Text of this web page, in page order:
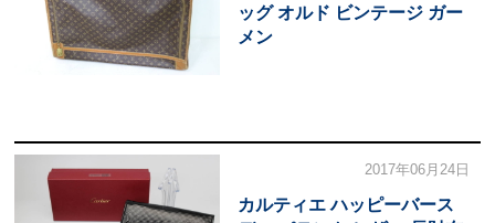
ッグ オルド ビンテージ ガー
メン
2017年06月24日
カルティエ ハッピーバース